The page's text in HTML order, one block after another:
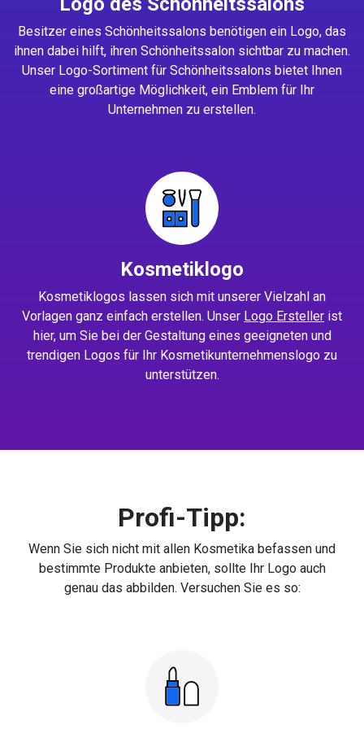
Besitzer eines Schönheitssalons benötigen ein Logo, das
ihnen dabei hilft, ihren Schönheitssalon sichtbar zu machen.
Unser Logo-Sortiment für Schönheitssalons bietet Ihnen
eine großartige Möglichkeit, ein Emblem für Ihr
Unternehmen zu erstellen.
Kosmetiklogo
Kosmetiklogos lassen sich mit unserer Vielzahl an
Vorlagen ganz einfach erstellen. Unser Logo Ersteller ist
hier, um Sie bei der Gestaltung eines geeigneten und
trendigen Logos für Ihr Kosmetikunternehmenslogo zu
unterstützen.
Profi-Tipp:
Wenn Sie sich nicht mit allen Kosmetika befassen und
bestimmte Produkte anbieten, sollte Ihr Logo auch
genau das abbilden. Versuchen Sie es so: